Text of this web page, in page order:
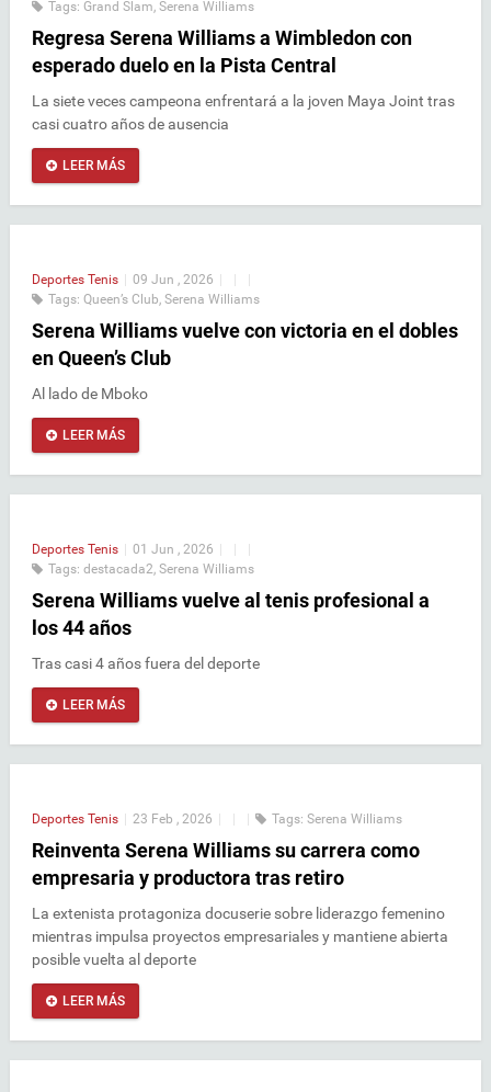
Tags: Grand Slam Serena Williams
Regresa Serena Williams a Wimbledon con
esperado duelo en la Pista Central
La siete veces campeona enfrentará a la joven Maya Joint tras
casi cuatro años de ausencia
LEER MÁS
Deportes Tenis | 09 Jun , 2026 | |
|
Tags: Queen’s Club Serena Williams
Serena Williams vuelve con victoria en el dobles
en Queen’s Club
Al lado de Mboko
LEER MÁS
Deportes Tenis | 01 Jun , 2026 | |
|
Tags: destacada2 Serena Williams
Serena Williams vuelve al tenis profesional a
los 44 años
Tras casi 4 años fuera del deporte
LEER MÁS
Deportes Tenis | 23 Feb , 2026 | | | Tags: Serena Williams
Reinventa Serena Williams su carrera como
empresaria y productora tras retiro
La extenista protagoniza docuserie sobre liderazgo femenino
mientras impulsa proyectos empresariales y mantiene abierta
posible vuelta al deporte
LEER MÁS